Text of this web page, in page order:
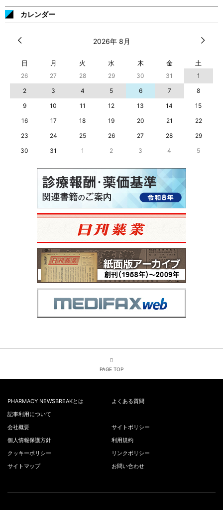
カレンダー
2026年 8月
日 月 火 水 木 金 土
26 27 28 29 30 31
1
2
3 4 5 6 7
8
9
10 11 12 13 14
15
16
17 18 19 20 21
22
23
24 25 26 27 28
29
30
31 1 2 3 4 5
PAGE TOP
PHARMACY NEWSBREAKとは
よくある質問
記事利用について
会社概要
サイトポリシー
個人情報保護方針
利用規約
クッキーポリシー
リンクポリシー
サイトマップ
お問い合わせ